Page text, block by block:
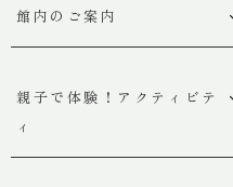
館内のご案内
親子で体験！アクティビテ
ィ